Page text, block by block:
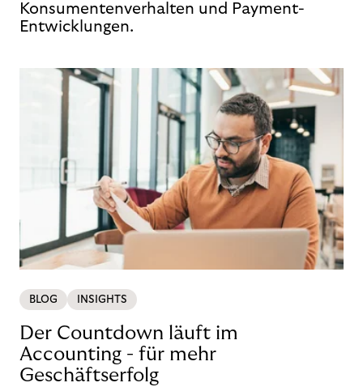
Konsumentenverhalten und Payment-
Entwicklungen.
BLOG INSIGHTS
Der Countdown läuft im
Accounting - für mehr
Geschäftserfolg